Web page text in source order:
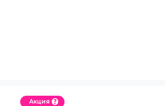
Акция